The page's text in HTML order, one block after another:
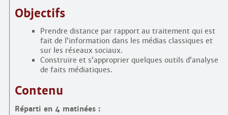
Objectifs
Prendre distance par rapport au traitement qui est
fait de l’information dans les médias classiques et
sur les réseaux sociaux.
Construire et s’approprier quelques outils d’analyse
de faits médiatiques.
Contenu
Réparti en 4 matinées :